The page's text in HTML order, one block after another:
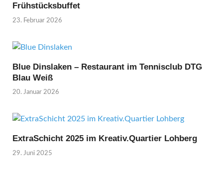
Frühstücksbuffet
23. Februar 2026
Blue Dinslaken – Restaurant im Tennisclub DTG
Blau Weiß
20. Januar 2026
ExtraSchicht 2025 im Kreativ.Quartier Lohberg
29. Juni 2025